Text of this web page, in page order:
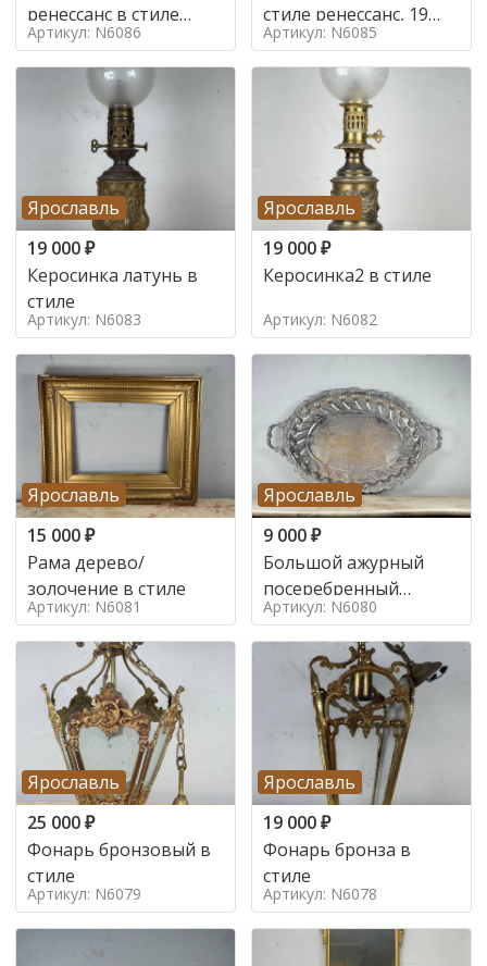
ренессанс в стиле
ренессанс,
Артикул: N6086
стиле ренессанс, 19
век
Артикул: N6085
Ярославль
19 000₽
Керосинка латунь в
стиле
Артикул: N6083
Ярославль
19 000₽
Керосинка2 в стиле
Артикул: N6082
Ярославль
15 000₽
Рама дерево/
золочение в стиле
Артикул: N6081
Ярославль
9 000₽
Большой ажурный
посеребренный
поднос в стиле
Артикул: N6080
Ярославль
25 000₽
Фонарь бронзовый в
стиле
Артикул: N6079
Ярославль
19 000₽
Фонарь бронза в
стиле
Артикул: N6078